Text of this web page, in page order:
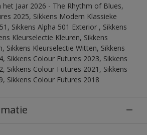
het Jaar 2026 - The Rhythm of Blues,
2025, Sikkens Modern Klassieke
Sikkens Alpha 501 Exterior , Sikkens
Kleurselectie Kleuren, Sikkens
Sikkens Kleurselectie Witten, Sikkens
Sikkens Colour Futures 2023, Sikkens
Sikkens Colour Futures 2021, Sikkens
Sikkens Colour Futures 2018